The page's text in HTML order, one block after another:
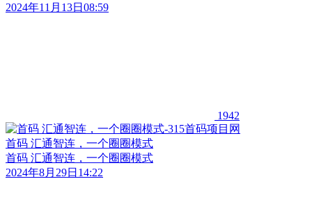
2024年11月13日08:59
1942
首码 汇通智连，一个圈圈模式
首码 汇通智连，一个圈圈模式
2024年8月29日14:22